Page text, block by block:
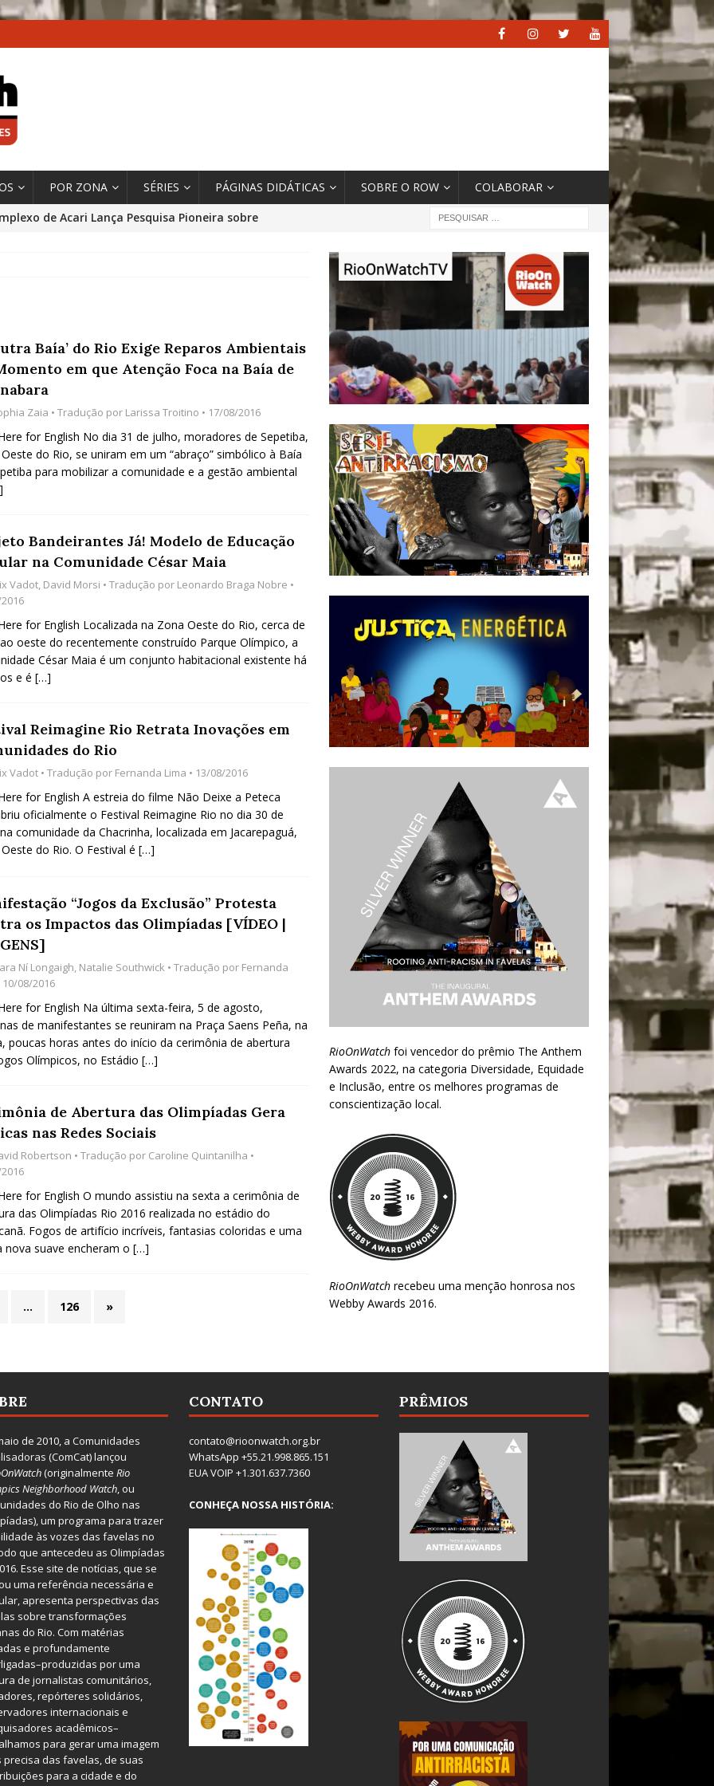
POR ZONA SÉRIES PÁGINAS DIDÁTICAS SOBRE O ROW COLABORAR
de Acari Lança Pesquisa Pioneira sobre
Fogo que Impulsionam a Mudança de que
Cidades
*DESTAQUE
Começou com uma Praça em Ramos [OPINIÃO]
Agroecológico com os Povos das Águas Reúne
e Inauguração da Feira da Praia do Remanso
Nova Via Mobilidade 10 Anos Após Rio2016
Baía’ do Rio Exige Reparos Ambientais
em que Atenção Foca na Baía de
Zaia • Tradução por Larissa Troitino • 17/08/2016
for English No dia 31 de julho, moradores de Sepetiba,
do Rio, se uniram em um “abraço” simbólico à Baía
para mobilizar a comunidade e a gestão ambiental
Bandeirantes Já! Modelo de Educação
na Comunidade César Maia
Vadot, David Morsi • Tradução por Leonardo Braga Nobre •
for English Localizada na Zona Oeste do Rio, cerca de
oeste do recentemente construído Parque Olímpico, a
César Maia é um conjunto habitacional existente há
e é […]
Reimagine Rio Retrata Inovações em
do Rio
Vadot • Tradução por Fernanda Lima • 13/08/2016
for English A estreia do filme Não Deixe a Peteca
oficialmente o Festival Reimagine Rio no dia 30 de
comunidade da Chacrinha, localizada em Jacarepaguá,
do Rio. O Festival é […]
“Jogos da Exclusão” Protesta
os Impactos das Olimpíadas [VÍDEO |
Ní Longaigh, Natalie Southwick • Tradução por Fernanda
10/08/2016
for English Na última sexta-feira, 5 de agosto,
de manifestantes se reuniram na Praça Saens Peña, na
poucas horas antes do início da cerimônia de abertura
Olímpicos, no Estádio […]
de Abertura das Olimpíadas Gera
nas Redes Sociais
Robertson • Tradução por Caroline Quintanilha •
for English O mundo assistiu na sexta a cerimônia de
das Olimpíadas Rio 2016 realizada no estádio do
Fogos de artifício incríveis, fantasias coloridas e uma
nova suave encheram o […]
… 126 »
RioOnWatchfoi vencedor do prêmio The Anthem
Awards 2022, na categoria Diversidade, Equidade
e Inclusão, entre os melhores programas de
conscientização local.
RioOnWatchrecebeu uma menção honrosa nos
Webby Awards 2016.
de 2010, a Comunidades
(ComCat) lançou
(originalmente Rio
Neighborhood Watch, ou
do Rio de Olho nas
um programa para trazer
às vozes das favelas no
que antecedeu as Olimpíadas
Esse site de notícias, que se
uma referência necessária e
apresenta perspectivas das
sobre transformações
do Rio. Com matérias
e profundamente
por uma
de jornalistas comunitários,
repórteres solidários,
internacionais e
acadêmicos–
para gerar uma imagem
precisa das favelas, de suas
para a cidade e do
CONTATO
contato@rioonwatch.org.br
WhatsApp +55.21.998.865.151
EUA VOIP +1.301.637.7360
CONHEÇA NOSSA HISTÓRIA:
PRÊMIOS